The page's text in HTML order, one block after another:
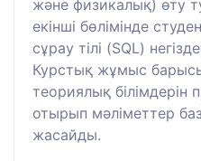
және физикалық) өту
екінші бөлімінде
сұрау тілі (SQL)
Курстық жұмыс
теориялық білімдерін
отырып мәліметтер
жасайды.